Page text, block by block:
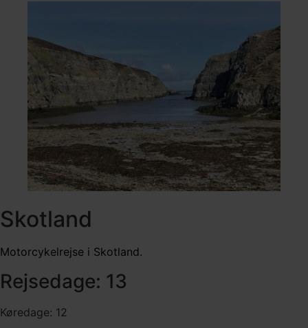
Skotland
Motorcykelrejse i Skotland.
Rejsedage: 13
Køredage: 12